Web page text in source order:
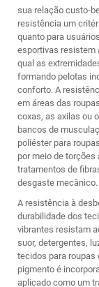
sua relação custo-
resistência um
quanto para
esportivas resistem
qual as
formando pelotas
conforto. A
em áreas das
coxas, as axilas ou
bancos de
poliéster para
por meio de
tratamentos de
desgaste mecânico.
A resistência à
durabilidade dos
vibrantes resistam
suor, detergentes,
tecidos para
pigmento é
aplicado como um